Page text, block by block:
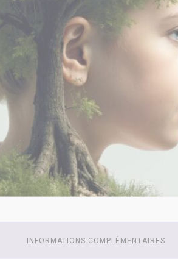
INFORMATIONS COMPLÉMENTAIRES